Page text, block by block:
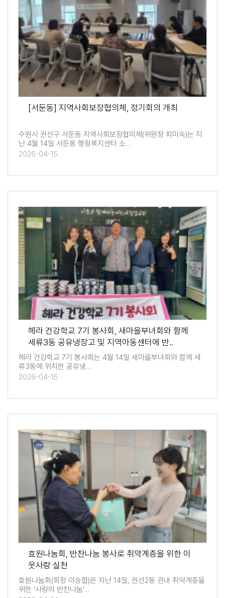
[서둔동] 지역사회보장협의체, 정기회의 개최
수원시 권선구 서둔동 지역사회보장협의체(위원장 최미숙)는 지
난 4월 14일 서둔동 행정복지센터 소…
2026-04-15
헤라 건강학교 7기 봉사회, 새마을부녀회와 함께
세류3동 공유냉장고 및 지역아동센터에 반..
헤라 건강학교 7기 봉사회는 4월 14일 새마을부녀회와 함께 세
류3동에 위치한 공유냉…
2026-04-15
효원나눔회, 반찬나눔 봉사로 취약계층을 위한 이
웃사랑 실천
효원나눔회(회장 이승협)은 지난 14일, 권선2동 관내 취약계층을
위한 '사랑의 반찬나눔'…